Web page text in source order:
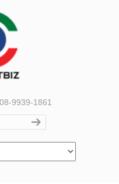
9939-1861